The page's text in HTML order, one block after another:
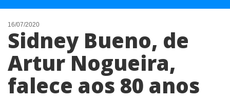
NOTÍCIAS
LISTA DIGITAL
TELEFONES ÚTEIS
16/07/2020
Sidney Bueno, de
Artur Nogueira,
falece aos 80 anos